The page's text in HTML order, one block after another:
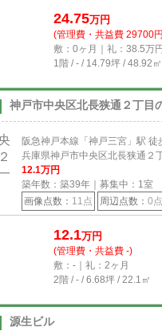
24.75万円
(管理費・共益費 29700
敷：0ヶ月｜礼：38.5万円
1階 / - / 14.79坪 / 48.92㎡
神戸市中央区北長狭通２丁目
阪急神戸本線「神戸三宮」駅 徒
兵庫県神戸市中央区北長狭通２
12.1万円
築年数：築39年｜募集中： 1室
画像点数： 11点 周辺点数： 0点
12.1万円
(管理費・共益費 -)
敷：-｜礼：2ヶ月
2階 / - / 6.68坪 / 22.1㎡
源生ビル